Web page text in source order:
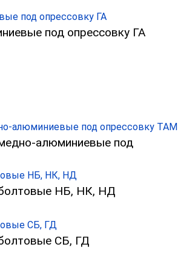
под опрессовку ГА
алюминиевые под
НБ, НК, НД
СБ, ГД